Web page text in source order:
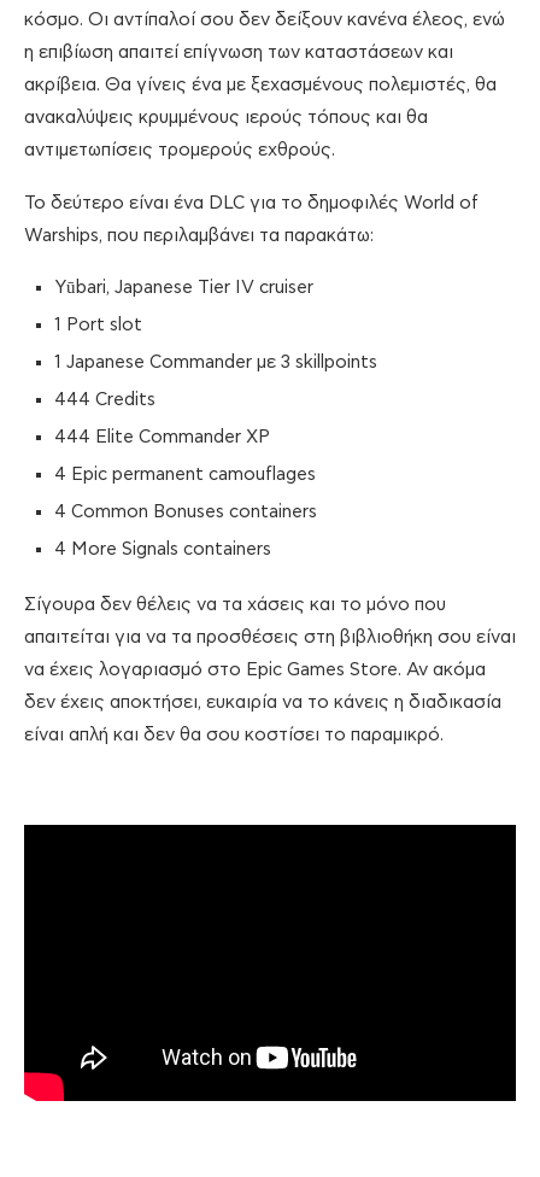
κόσμο. Οι αντίπαλοί σου δεν δείξουν κανένα έλεος, ενώ
η επιβίωση απαιτεί επίγνωση των καταστάσεων και
ακρίβεια. Θα γίνεις ένα με ξεχασμένους πολεμιστές, θα
ανακαλύψεις κρυμμένους ιερούς τόπους και θα
αντιμετωπίσεις τρομερούς εχθρούς.
Το δεύτερο είναι ένα DLC για το δημοφιλές World of
Warships, που περιλαμβάνει τα παρακάτω:
Yūbari, Japanese Tier IV cruiser
1 Port slot
1 Japanese Commander με 3 skillpoints
444 Credits
444 Elite Commander XP
4 Epic permanent camouflages
4 Common Bonuses containers
4 More Signals containers
Σίγουρα δεν θέλεις να τα χάσεις και το μόνο που
απαιτείται για να τα προσθέσεις στη βιβλιοθήκη σου είναι
να έχεις λογαριασμό στο Epic Games Store. Αν ακόμα
δεν έχεις αποκτήσει, ευκαιρία να το κάνεις η διαδικασία
είναι απλή και δεν θα σου κοστίσει το παραμικρό.